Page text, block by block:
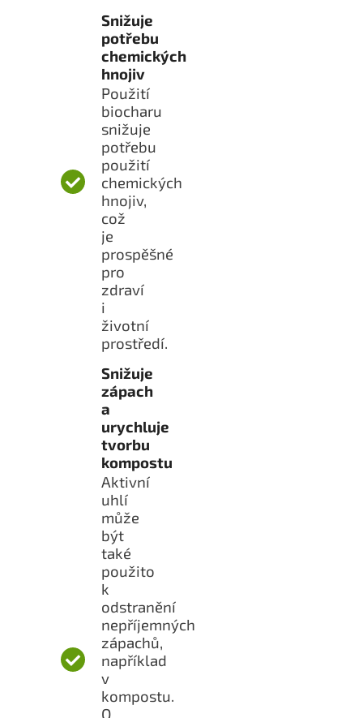
Snižuje
potřebu
chemických
hnojiv
Použití
biocharu
snižuje
potřebu
použití
chemických
hnojiv,
což
je
prospěšné
pro
zdraví
i
životní
prostředí.
Snižuje
zápach
a
urychluje
tvorbu
kompostu
Aktivní
uhlí
může
být
také
použito
k
odstranění
nepříjemných
zápachů,
například
v
kompostu.
O